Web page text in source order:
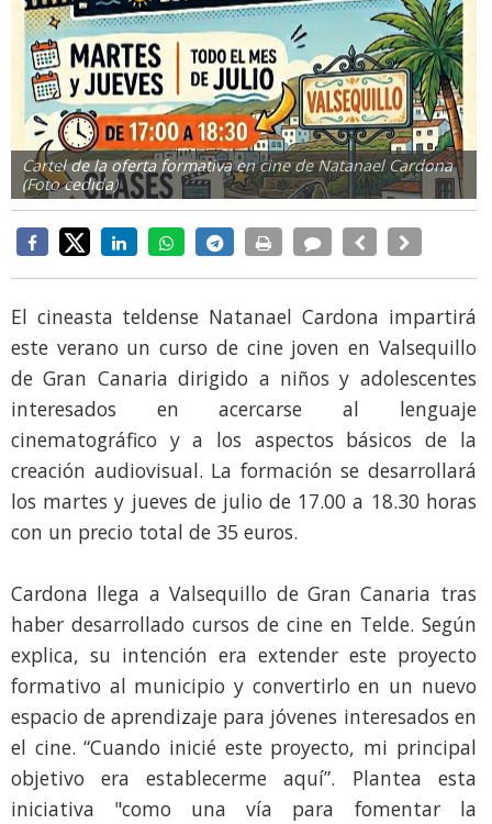
Cartel de la oferta formativa en cine de Natanael Cardona
(Foto cedida)
El cineasta teldense Natanael Cardona impartirá
este verano un curso de cine joven en Valsequillo
de Gran Canaria dirigido a niños y adolescentes
interesados en acercarse al lenguaje
cinematográfico y a los aspectos básicos de la
creación audiovisual. La formación se desarrollará
los martes y jueves de julio de 17.00 a 18.30 horas
con un precio total de 35 euros.
Cardona llega a Valsequillo de Gran Canaria tras
haber desarrollado cursos de cine en Telde. Según
explica, su intención era extender este proyecto
formativo al municipio y convertirlo en un nuevo
espacio de aprendizaje para jóvenes interesados en
el cine. “Cuando inicié este proyecto, mi principal
objetivo era establecerme aquí”. Plantea esta
iniciativa "como una vía para fomentar la